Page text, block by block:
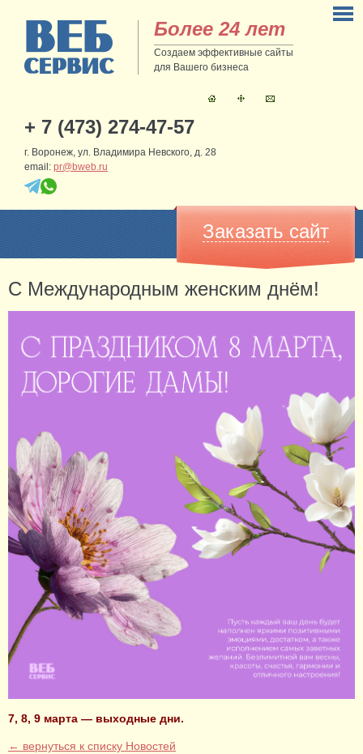
Более 24 лет
Создаем эффективные сайты
для Вашего бизнеса
+ 7 (473) 274-47-57
г. Воронеж, ул. Владимира Невского, д. 28
email: pr@bweb.ru
Заказать сайт
С Международным женским днём!
7, 8, 9 марта — выходные дни.
← вернуться к списку Новостей